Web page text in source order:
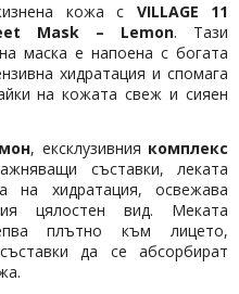
кожа с VILLAGE 11
Mask – Lemon. Тази
маска е напоена с богата
хидратация и спомага
на кожата свеж и сияен
, ексклузивния комплекс
съставки, леката
на хидратация, освежава
цялостен вид. Меката
плътно към лицето,
да се абсорбират